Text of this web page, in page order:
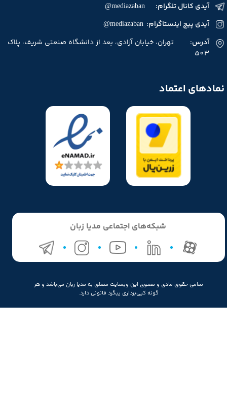
★
نمادهای اعتماد
تمامی حقوق مادی و معنوی این وبسایت متعلق به مدیا زبان می‌باشد و هر
گونه کپی‌برداری پیگرد قانونی دارد.
آدرس: تهران، خیابان آزادی، بعد از دانشگاه صنعتی شریف، پلاک
503
آیدی کانال تلگرام: mediazaban@
آیدی پیج اینستاگرام: mediazaban@
شبکه‌های اجتماعی مدیا زبان